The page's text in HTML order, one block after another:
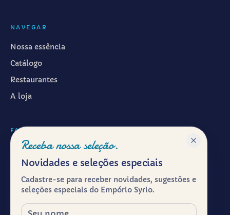
NAVEGAR
Nossa essência
Catálogo
Restaurantes
A loja
FALAR CONOSCO
WhatsApp ·(11) 99601-7286
Instagram · @emporiosyrio
Facebook · @emporiosyrio
contato@emporiosyrio.com.br
Receba nossa seleção.
Novidades e seleções especiais
Cadastre-se para receber novidades, sugestões e
seleções especiais do Empório Syrio.
Nome